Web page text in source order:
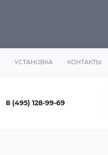
УСТАНОВКА КОНТАКТЫ
8 (495) 128-99-69